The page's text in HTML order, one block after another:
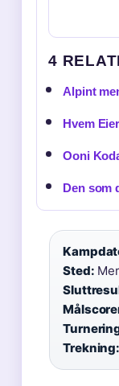
4
Alpint
Hvem
Ooni
Den som
Sted:
Trekning: